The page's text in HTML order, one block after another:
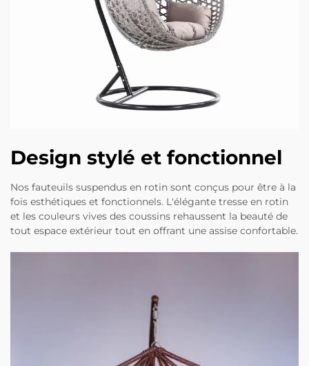
Design stylé et fonctionnel
Nos fauteuils suspendus en rotin sont conçus pour être à la
fois esthétiques et fonctionnels. L'élégante tresse en rotin
et les couleurs vives des coussins rehaussent la beauté de
tout espace extérieur tout en offrant une assise confortable.